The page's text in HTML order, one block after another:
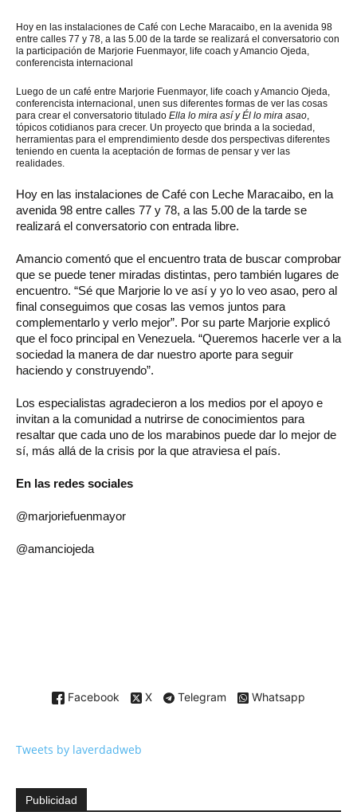
Hoy en las instalaciones de Café con Leche Maracaibo, en la avenida 98
entre calles 77 y 78, a las 5.00 de la tarde se realizará el conversatorio con
la participación de Marjorie Fuenmayor, life coach y Amancio Ojeda,
conferencista internacional
Luego de un café entre Marjorie Fuenmayor, life coach y Amancio Ojeda,
conferencista internacional, unen sus diferentes formas de ver las cosas
para crear el conversatorio titulado Ella lo mira así y Él lo mira asao,
tópicos cotidianos para crecer. Un proyecto que brinda a la sociedad,
herramientas para el emprendimiento desde dos perspectivas diferentes
teniendo en cuenta la aceptación de formas de pensar y ver las
realidades.
Hoy en las instalaciones de Café con Leche Maracaibo, en la
avenida 98 entre calles 77 y 78, a las 5.00 de la tarde se
realizará el conversatorio con entrada libre.
Amancio comentó que el encuentro trata de buscar comprobar
que se puede tener miradas distintas, pero también lugares de
encuentro. “Sé que Marjorie lo ve así y yo lo veo asao, pero al
final conseguimos que cosas las vemos juntos para
complementarlo y verlo mejor”. Por su parte Marjorie explicó
que el foco principal en Venezuela. “Queremos hacerle ver a la
sociedad la manera de dar nuestro aporte para seguir
haciendo y construyendo”.
Los especialistas agradecieron a los medios por el apoyo e
invitan a la comunidad a nutrirse de conocimientos para
resaltar que cada uno de los marabinos puede dar lo mejor de
sí, más allá de la crisis por la que atraviesa el país.
En las redes sociales
@marjoriefuenmayor
@amanciojeda
Facebook X Telegram Whatsapp
Tweets by laverdadweb
Publicidad